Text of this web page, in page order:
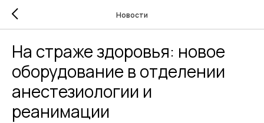
Новости
На страже здоровья: новое
оборудование в отделении
анестезиологии и
реанимации